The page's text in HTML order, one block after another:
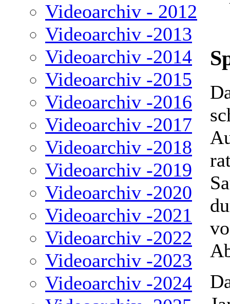
Videoarchiv - 2012
Videoarchiv -2013
Videoarchiv -2014
Videoarchiv -2015
Videoarchiv -2016
Videoarchiv -2017
Videoarchiv -2018
Videoarchiv -2019
Videoarchiv -2020
Videoarchiv -2021
Videoarchiv -2022
Videoarchiv -2023
Videoarchiv -2024